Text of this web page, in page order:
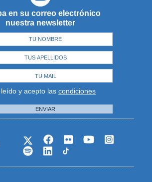
en su correo electrónico
nuestra newsletter
leído y acepto las condiciones
ENVIAR